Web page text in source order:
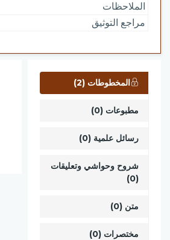
الملاحظات
مراجع التوثيق
المخطوطات (2)
مطبوعات (0)
رسائل علمية (0)
شروح وحواشي وتعليقات
(0)
متن (0)
مختصرات (0)